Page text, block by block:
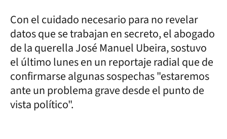
Con el cuidado necesario para no revelar
datos que se trabajan en secreto, el abogado
de la querella José Manuel Ubeira, sostuvo
el último lunes en un reportaje radial que de
confirmarse algunas sospechas "estaremos
ante un problema grave desde el punto de
vista político".